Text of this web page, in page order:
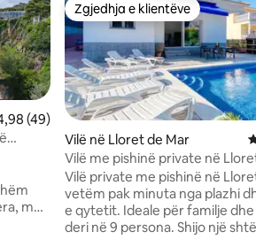
mesatar 4,98 nga 5, 49 vlerësime
(49)
me
Zgjedhja e klientëve
Zgjedhja e klientëve
Vilë në Lloret de Mar
Vilë me pishinë private në
Vilë private me pishinë në
vetëm pak minuta nga plazhi
e qytetit. Ideale për familje
deri në 9 persona. Shijo një